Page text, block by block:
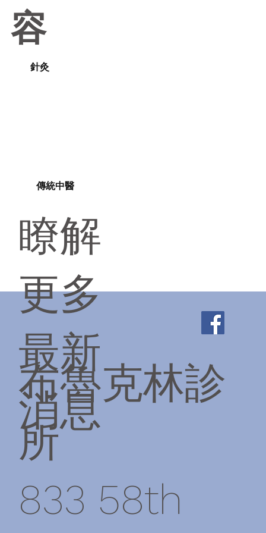
針灸
傳統中醫
容
布魯克林診
所
833 58th
瞭解
更多
最新
消息